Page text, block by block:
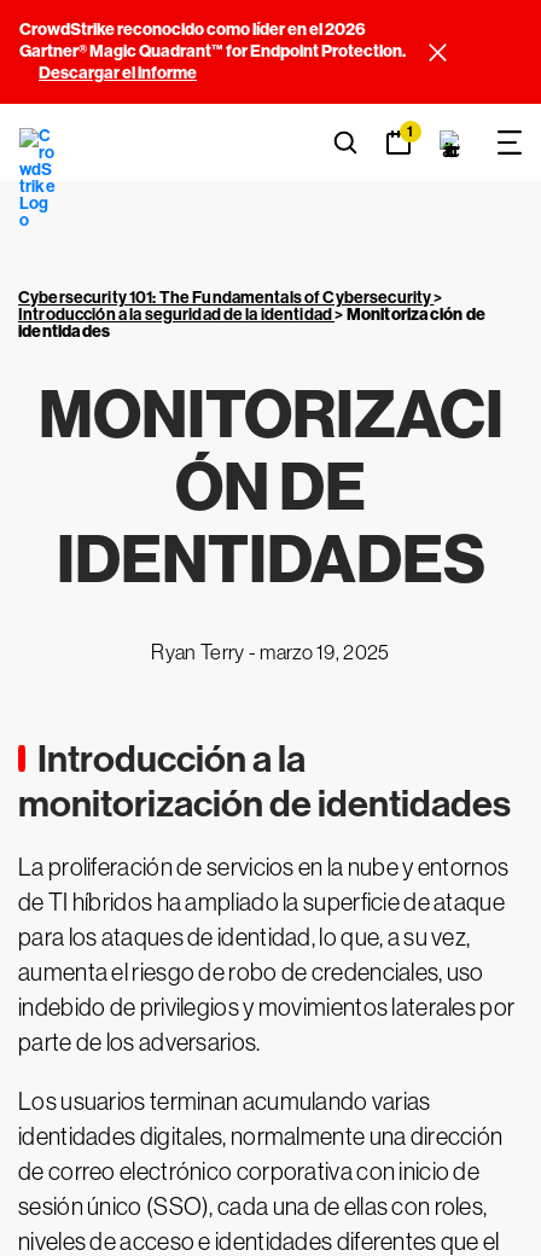
CrowdStrike reconocido como líder en el 2026
Gartner® Magic Quadrant™ for Endpoint Protection.
Descargar el informe
1
Cybersecurity 101: The Fundamentals of Cybersecurity>
Introducción a la seguridad de la identidad>Monitorización de
identidades
MONITORIZACI
ÓN DE
IDENTIDADES
Ryan Terry -marzo 19, 2025
Introducción a la
monitorización de identidades
La proliferación de servicios en la nube y entornos
de TI híbridos ha ampliado la superficie de ataque
para los ataques de identidad, lo que, a su vez,
aumenta el riesgo de robo de credenciales, uso
indebido de privilegios y movimientos laterales por
parte de los adversarios.
Los usuarios terminan acumulando varias
identidades digitales, normalmente una dirección
de correo electrónico corporativa con inicio de
sesión único (SSO), cada una de ellas con roles,
niveles de acceso e identidades diferentes que el